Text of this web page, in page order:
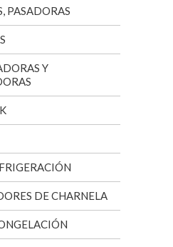
PASADORAS
Y
DE CHARNELA